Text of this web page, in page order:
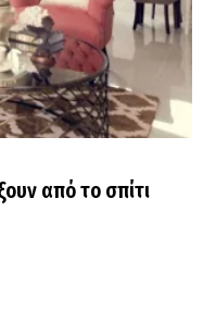
από το σπίτι